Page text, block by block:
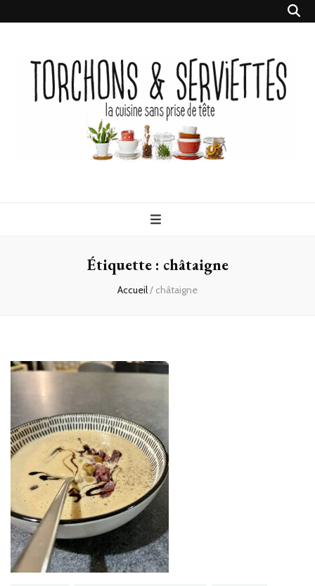
Serviettes
Étiquette : châtaigne
Accueil/ châtaigne